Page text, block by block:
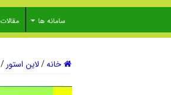
سامانه ها مقالات
خانه/لاین استور/